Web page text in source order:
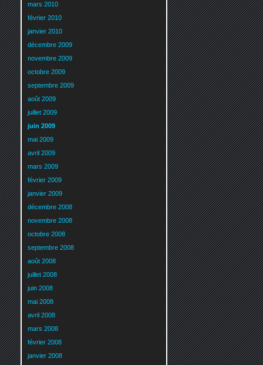
mars 2010
février 2010
janvier 2010
décembre 2009
novembre 2009
octobre 2009
septembre 2009
août 2009
juillet 2009
juin 2009
mai 2009
avril 2009
mars 2009
février 2009
janvier 2009
décembre 2008
novembre 2008
octobre 2008
septembre 2008
août 2008
juillet 2008
juin 2008
mai 2008
avril 2008
mars 2008
février 2008
janvier 2008